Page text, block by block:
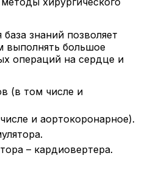
знаний позволяет
выполнять большое
операций на сердце и
(в том числе и
и аортокоронарное).
– кардиовертера.